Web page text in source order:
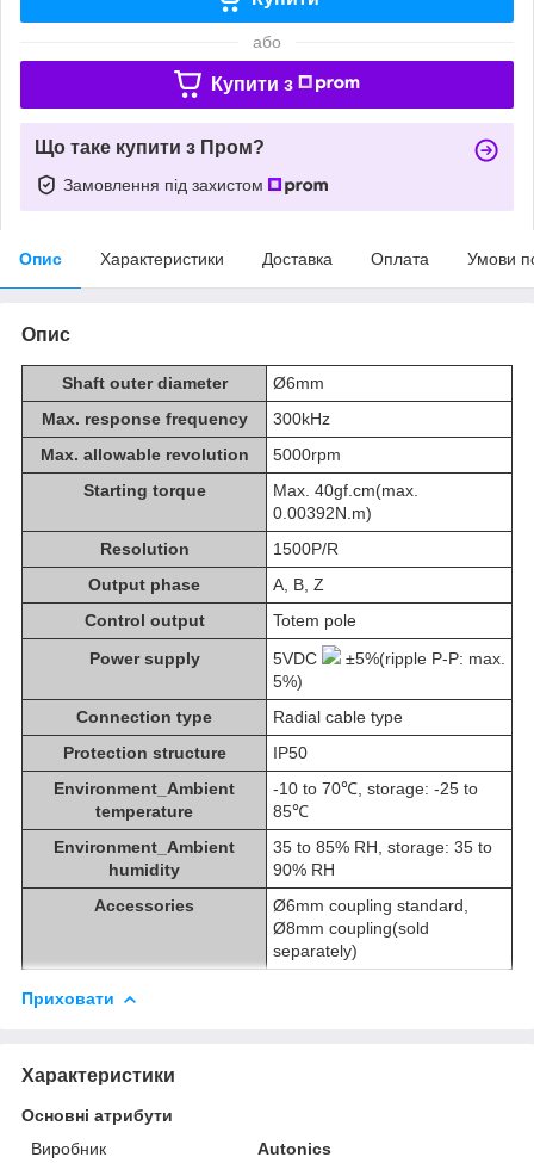
або
Купити з
Що таке купити з Пром?
Замовлення під захистом
Опис Характеристики Доставка Оплата Умови
Опис
Shaft outer diameter
Ø6mm
Max. response frequency
300kHz
Max. allowable revolution
5000rpm
Starting torque
Max. 40gf.cm(max.
0.00392N.m)
Resolution
1500P/R
Output phase
A, B, Z
Control output
Totem pole
Power supply
5VDC
±5%(ripple P-P: max.
5%)
Connection type
Radial cable type
Protection structure
IP50
Environment_Ambient
temperature
-10 to 70℃, storage: -25 to
85℃
Environment_Ambient
humidity
35 to 85% RH, storage: 35 to
90% RH
Accessories
Ø6mm coupling standard,
Ø8mm coupling(sold
separately)
Приховати
Характеристики
Основні атрибути
Виробник
Autonics